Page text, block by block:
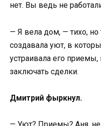
нет. Вы ведь не
— Я вела дом, — тихо, но
создавала уют, в
устраивала его
заключать сделки.
Дмитрий фыркнул.